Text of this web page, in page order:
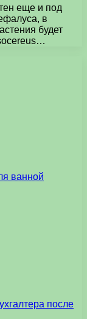
еще и под
в
будет
ванной
после